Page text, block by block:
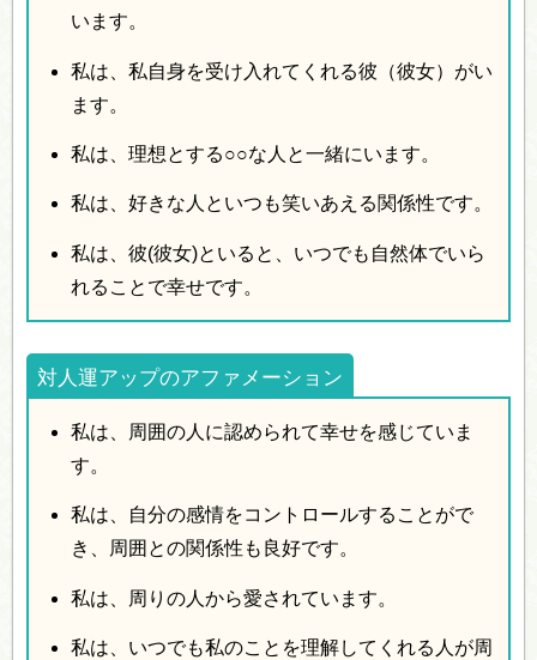
います。
私は、私自身を受け入れてくれる彼（彼女）がい
ます。
私は、理想とする○○な人と一緒にいます。
私は、好きな人といつも笑いあえる関係性です。
私は、彼(彼女)といると、いつでも自然体でいら
れることで幸せです。
対人運アップのアファメーション
私は、周囲の人に認められて幸せを感じていま
す。
私は、自分の感情をコントロールすることがで
き、周囲との関係性も良好です。
私は、周りの人から愛されています。
私は、いつでも私のことを理解してくれる人が周